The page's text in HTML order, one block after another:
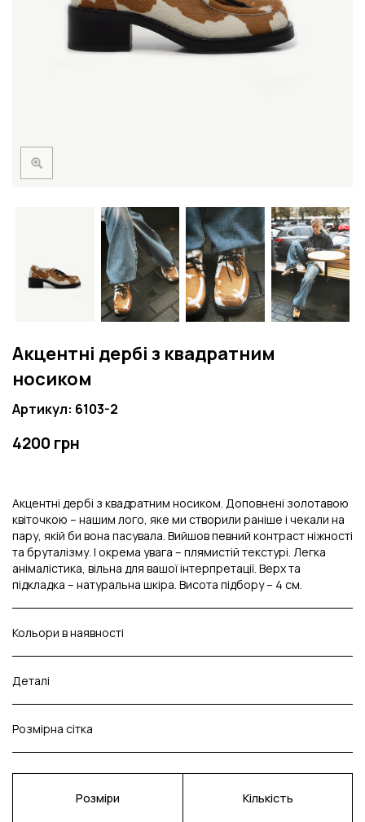
Акцентні дербі з квадратним
носиком
Артикул: 6103-2
4200 грн
Акцентні дербі з квадратним носиком. Доповнені золотавою
квіточкою – нашим лого, яке ми створили раніше і чекали на
пару, якій би вона пасувала. Вийшов певний контраст ніжності
та бруталізму. І окрема увага – плямистій текстурі. Легка
анімалістика, вільна для вашої інтерпретації. Верх та
підкладка – натуральна шкіра. Висота підбору – 4 см.
Кольори в наявності
Деталі
Розмірна сітка
Розміри Кількість